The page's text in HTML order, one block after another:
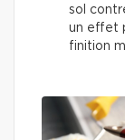
sol
un effet
finition